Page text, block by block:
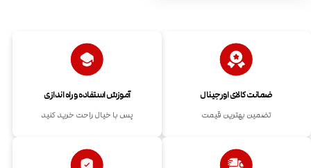
ضمانت کالای اورجینال
تضمین بهترین قیمت
آموزش استفاده و راه اندازی
پس با خیال راحت خرید کنید